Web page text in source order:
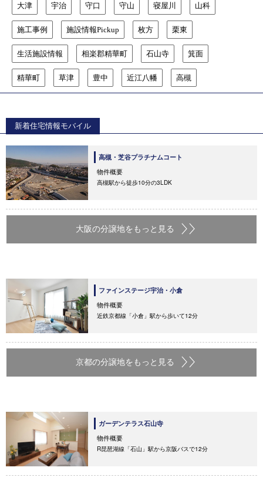
大津 宇治 守口 守山 寝屋川 山科
施工事例 施設情報Pickup 枚方 栗東
生活施設情報 相楽郡精華町 石山寺 箕面
精華町 草津 豊中 近江八幡 高槻
新着住宅情報モバイル
高槻・芝谷プラチナムコート
物件概要
高槻駅から徒歩10分の3LDK
大阪の分譲地をもっと見る
ファインステージ宇治・小倉
物件概要
近鉄京都線「小倉」駅から歩いて12分
京都の分譲地をもっと見る
ガーデンテラス石山寺
物件概要
R琵琶湖線「石山」駅から京阪バスで12分